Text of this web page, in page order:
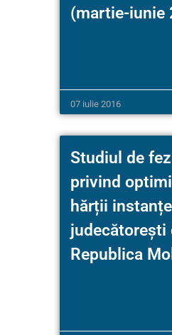
(martie-iunie
07 iulie 2016
Studiul de
privind
hărții
judecătorești
Republica